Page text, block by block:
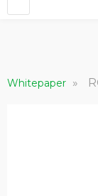
Whitepaper »